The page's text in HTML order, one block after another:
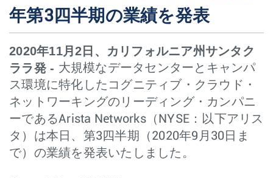
年第3四半期の業績を発表
2020年11月2日、カリフォルニア州サンタク
ララ発 - 大規模なデータセンターとキャンパ
ス環境に特化したコグニティブ・クラウド・
ネットワーキングのリーディング・カンパニ
ーであるArista Networks（NYSE：以下アリス
タ）は本日、第3四半期（2020年9月30日ま
で）の業績を発表いたしました。